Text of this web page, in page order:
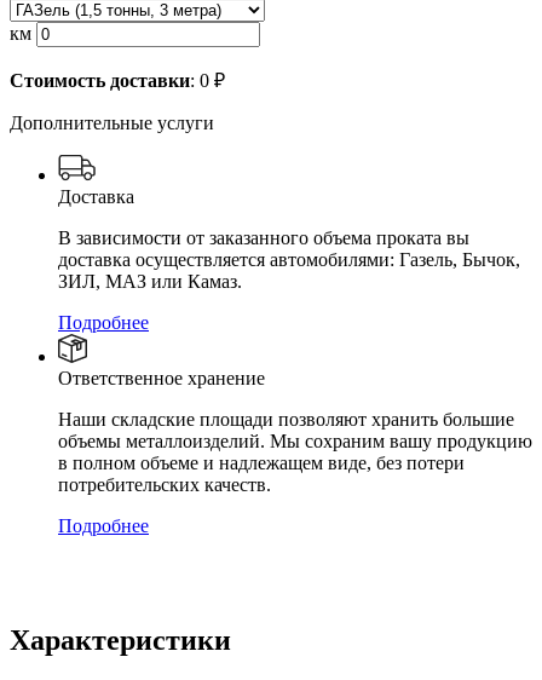
км
Стоимость доставки: 0 ₽
Дополнительные услуги
Доставка
В зависимости от заказанного объема проката вы
доставка осуществляется автомобилями: Газель, Бычок,
ЗИЛ, МАЗ или Камаз.
Подробнее
Ответственное хранение
Наши складские площади позволяют хранить большие
объемы металлоизделий. Мы сохраним вашу продукцию
в полном объеме и надлежащем виде, без потери
потребительских качеств.
Подробнее
Характеристики